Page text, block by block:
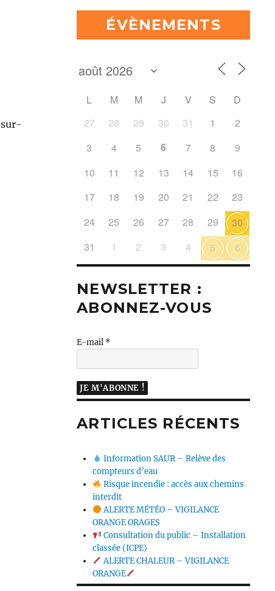
ÉVÈNEMENTS
L M M J V S
D
27
28 29 30 31 1
2
3
4 5 6 7 8
9
10
11 12 13 14 15
16
17
18 19 20 21 22
23
24
25 26 27 28 29
30
31
1 2 3 4 5 6
NEWSLETTER :
ABONNEZ-VOUS
E-mail *
ARTICLES RÉCENTS
Information SAUR – Relève des
compteurs d’eau
Risque incendie : accès aux chemins
interdit
ALERTE MÉTÉO – VIGILANCE
ORANGE ORAGES
Consultation du public – Installation
classée (ICPE)
ALERTE CHALEUR – VIGILANCE
ORANGE